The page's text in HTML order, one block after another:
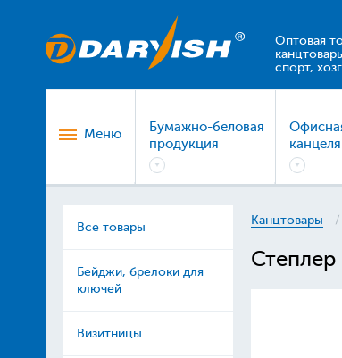
Оптовая
спорт,
Меню
Бумажно-беловая
продукция
Все товары
Бейджи, брелоки для
ключей
Визитницы
Канцтовары